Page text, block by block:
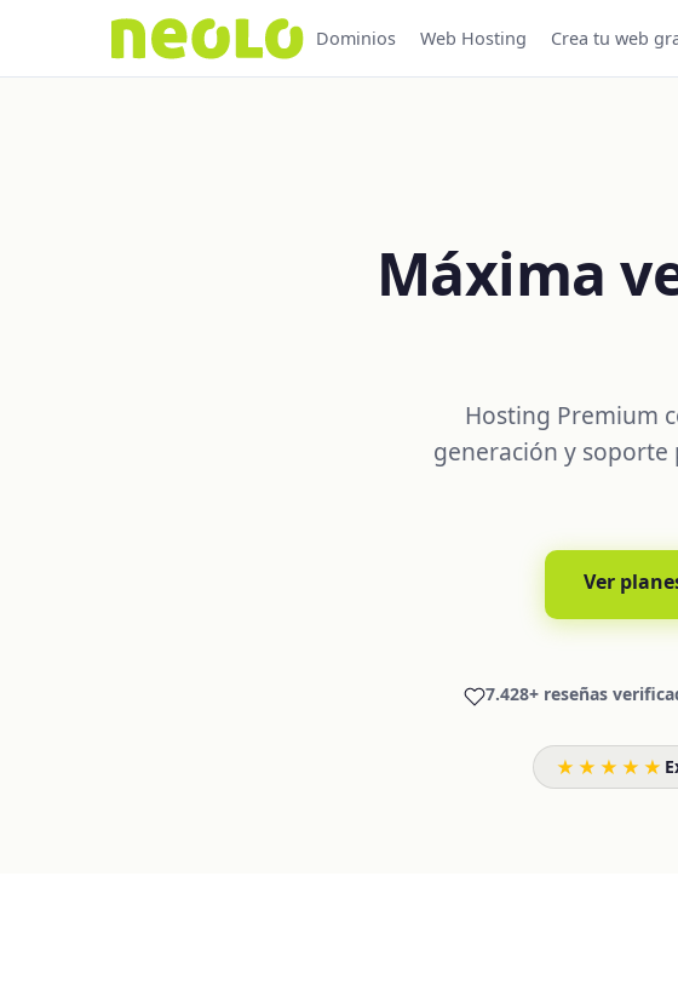
Dominios Web Hosting Crea tu web
Máxima
Hosting Premium
generación y
Ver
7.428+ reseñas
★★★★★